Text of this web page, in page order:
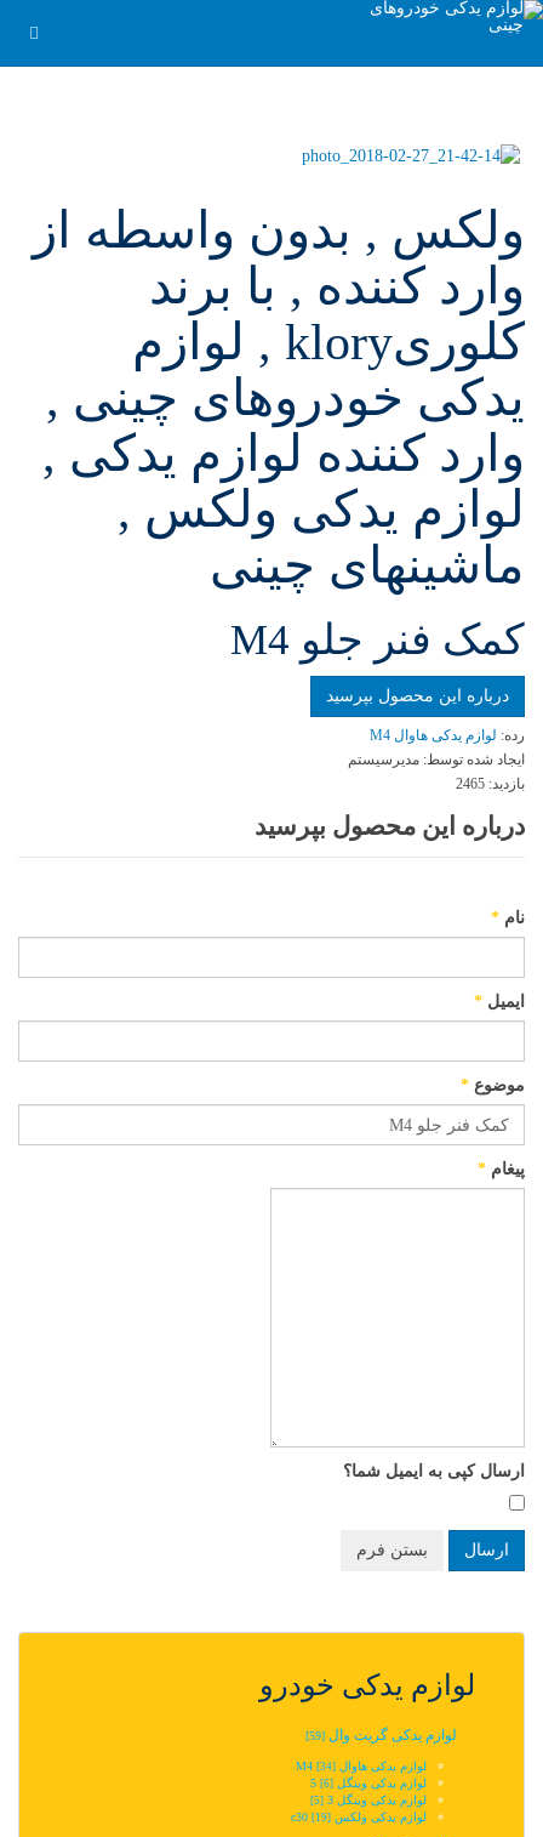
ولکس , بدون واسطه از
وارد کننده , با برند
کلوریklory , لوازم
یدکی خودروهای چینی ,
وارد کننده لوازم یدکی ,
لوازم یدکی ولکس ,
ماشینهای چینی
کمک فنر جلو M4
درباره این محصول بپرسید
رده: لوازم یدکی هاوال M4
ایجاد شده توسط: مدیرسیستم
بازدید: 2465
درباره این محصول بپرسید
نام *
ایمیل *
موضوع *
پیغام *
ارسال کپی به ایمیل شما؟
ارسال بستن فرم
لوازم یدکی خودرو
لوازم یدکی گریت وال [59]
لوازم یدکی هاوال M4 [34]
لوازم یدکی وینگل 5‬‎ [6]
لوازم یدکی وینگل 3 [5]
لوازم یدکی ولکس c30 [19]